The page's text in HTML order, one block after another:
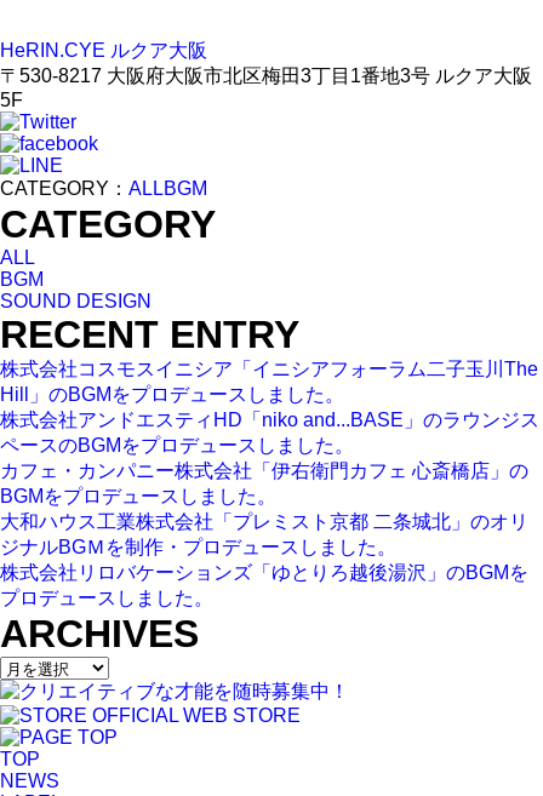
HeRIN.CYE ルクア大阪
〒530-8217 大阪府大阪市北区梅田3丁目1番地3号 ルクア大阪
5F
CATEGORY： ALLBGM
CATEGORY
ALL
BGM
SOUND DESIGN
RECENT ENTRY
株式会社コスモスイニシア「イニシアフォーラム二子玉川The
Hill」のBGMをプロデュースしました。
株式会社アンドエスティHD「niko and...BASE」のラウンジス
ペースのBGMをプロデュースしました。
カフェ・カンパニー株式会社「伊右衛門カフェ 心斎橋店」の
BGMをプロデュースしました。
大和ハウス工業株式会社「プレミスト京都 二条城北」のオリ
ジナルBGＭを制作・プロデュースしました。
株式会社リロバケーションズ「ゆとりろ越後湯沢」のBGMを
プロデュースしました。
ARCHIVES
TOP
NEWS